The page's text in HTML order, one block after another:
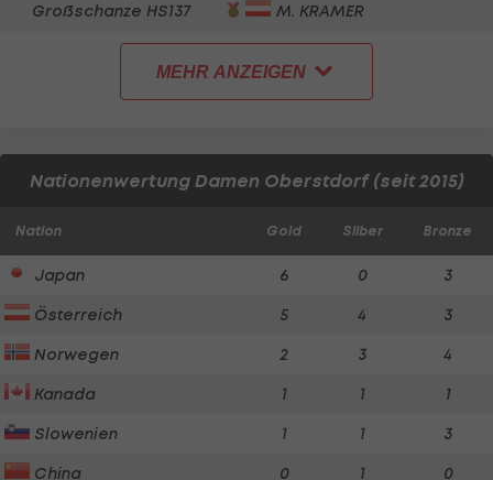
Großschanze HS137
M. KRAMER
MEHR ANZEIGEN
Nationenwertung Damen Oberstdorf (seit 2015)
Nation Gold Silber Bronze
Japan 6 0 3
Österreich 5 4 3
Norwegen 2 3 4
Kanada 1 1 1
Slowenien 1 1 3
China 0 1 0